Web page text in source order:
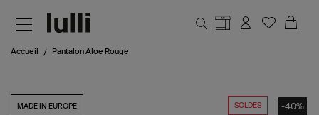
Accueil Pantalon Aloe Rouge
SOLDES -40%
MADE IN EUROPE